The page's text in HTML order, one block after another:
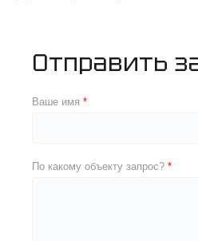
Отправить
Ваше имя
По какому объекту запрос?